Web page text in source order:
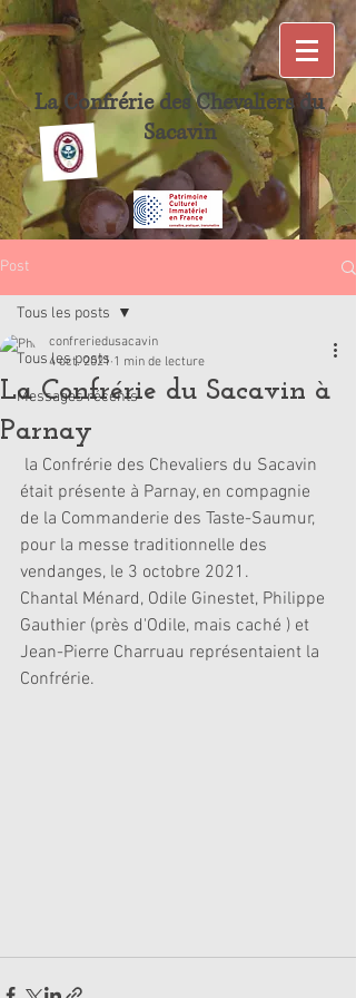
La Confrérie des Chevaliers du
Sacavin
Post
Tous les posts
Messages récents
Tous les posts
La Confrérie du Sacavin à
Parnay
confreriedusacavin
4 oct. 2021 1 min de lecture
était présente à Parnay, en compagnie
de la Commanderie des Taste-Saumur,
pour la messe traditionnelle des
vendanges, le 3 octobre 2021.
Chantal Ménard, Odile Ginestet, Philippe
Gauthier (près d'Odile, mais caché ) et
Jean-Pierre Charruau représentaient la
Confrérie.